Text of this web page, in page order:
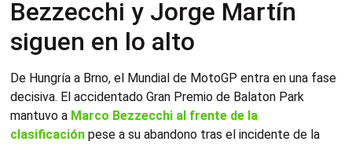
Bezzecchi y Jorge Martín
siguen en lo alto
De Hungría a Brno, el Mundial de MotoGP entra en una fase
decisiva. El accidentado Gran Premio de Balaton Park
mantuvo a Marco Bezzecchi al frente de la
clasificación pese a su abandono tras el incidente de la